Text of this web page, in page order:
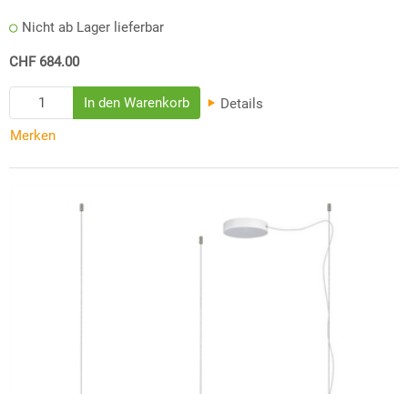
Nicht ab Lager lieferbar
CHF 684.00
Details
Merken